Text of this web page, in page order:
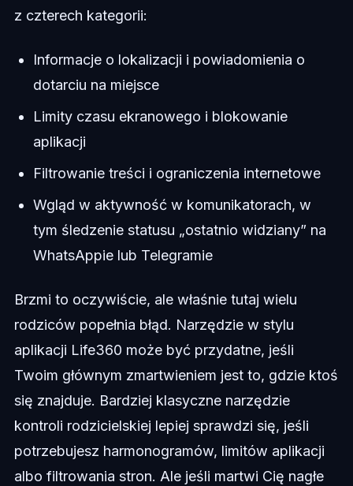
z czterech kategorii:
Informacje o lokalizacji i powiadomienia o
dotarciu na miejsce
Limity czasu ekranowego i blokowanie
aplikacji
Filtrowanie treści i ograniczenia internetowe
Wgląd w aktywność w komunikatorach, w
tym śledzenie statusu „ostatnio widziany” na
WhatsAppie lub Telegramie
Brzmi to oczywiście, ale właśnie tutaj wielu
rodziców popełnia błąd. Narzędzie w stylu
aplikacji Life360 może być przydatne, jeśli
Twoim głównym zmartwieniem jest to, gdzie ktoś
się znajduje. Bardziej klasyczne narzędzie
kontroli rodzicielskiej lepiej sprawdzi się, jeśli
potrzebujesz harmonogramów, limitów aplikacji
albo filtrowania stron. Ale jeśli martwi Cię nagłe